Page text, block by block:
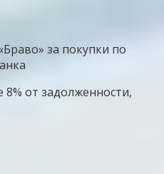
за покупки по
от задолженности,